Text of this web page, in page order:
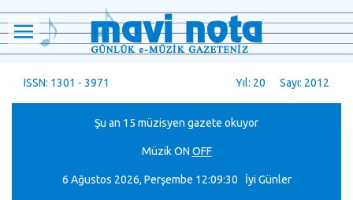
ISSN: 1301 - 3971 Yıl: 20 Sayı: 2012
Şu an 15 müzisyen gazete okuyor
MüzikON OFF
6 Ağustos 2026, Perşembe 12:09:32 İyi Günler